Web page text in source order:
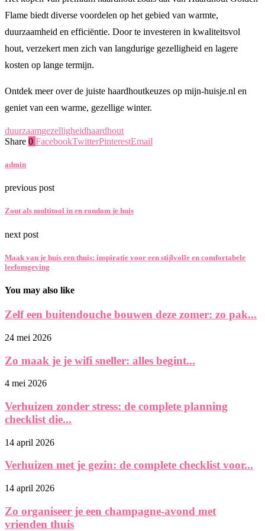
Flame biedt diverse voordelen op het gebied van warmte,
duurzaamheid en efficiëntie. Door te investeren in kwaliteitsvol
hout, verzekert men zich van langdurige gezelligheid en lagere
kosten op lange termijn.
Ontdek meer over de juiste haardhoutkeuzes op mijn-huisje.nl en
geniet van een warme, gezellige winter.
duurzaamgezelligheidhaardhout
Share 0 FacebookTwitterPinterestEmail
admin
previous post
Zout als multitool in en rondom je huis
next post
Maak van je huis een thuis: inspiratie voor een stijlvolle en comfortabele
leefomgeving
You may also like
Zelf een buitendouche bouwen deze zomer: zo pak...
24 mei 2026
Zo maak je je wifi sneller: alles begint...
4 mei 2026
Verhuizen zonder stress: de complete planning
checklist die...
14 april 2026
Verhuizen met je gezin: de complete checklist voor...
14 april 2026
Zo organiseer je een champagne-avond met
vrienden thuis